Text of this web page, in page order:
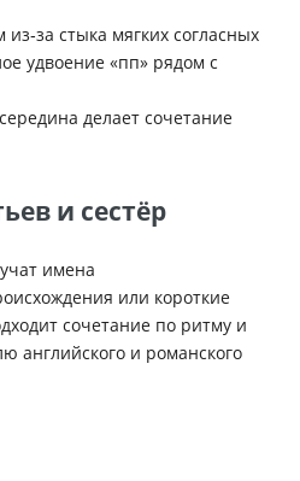
стыка мягких согласных
удвоение «пп» рядом с
делает сочетание
и сестёр
имена
или короткие
сочетание по ритму и
английского и романского